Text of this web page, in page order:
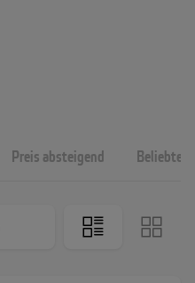
Preis absteigend